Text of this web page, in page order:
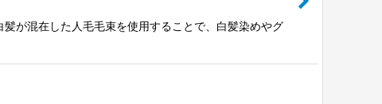
が混在した人毛毛束を使用することで、白髪染めやグ